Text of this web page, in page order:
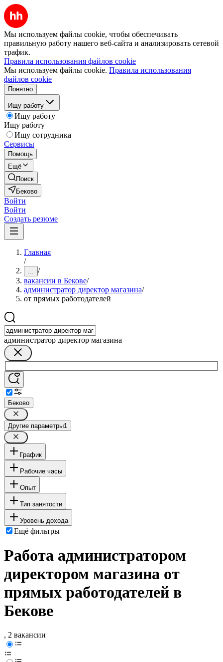
Мы используем файлы cookie, чтобы обеспечивать
правильную работу нашего веб-сайта и анализировать сетевой
трафик.
Правила использования файлов cookie
Мы используем файлы cookie. Правила использования
файлов cookie
Понятно
Ищу работу
Ищу работу
Ищу работу
Ищу сотрудника
Сервисы
Помощь
Ещё
Поиск
Беково
Войти
Войти
Создать резюме
Главная
/
... /
вакансии в Бекове/
администратор директор магазина/
от прямых работодателей
администратор директор магазина
Беково
Другие параметры1
График
Рабочие часы
Опыт
Тип занятости
Уровень дохода
Ещё фильтры
Работа администратором
директором магазина от
прямых работодателей в
Бекове
, 2 вакансии